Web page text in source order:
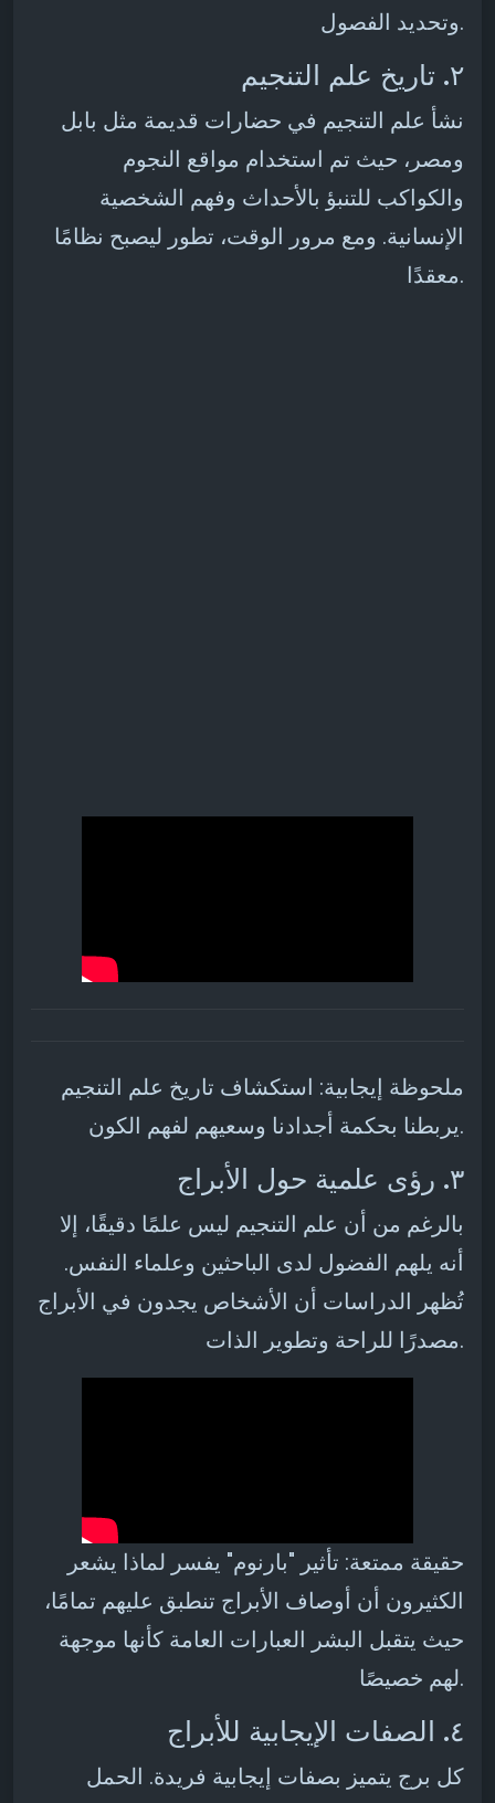
وتحديد الفصول.
٢. تاريخ علم التنجيم
نشأ علم التنجيم في حضارات قديمة مثل بابل
ومصر، حيث تم استخدام مواقع النجوم
والكواكب للتنبؤ بالأحداث وفهم الشخصية
الإنسانية. ومع مرور الوقت، تطور ليصبح نظامًا
معقدًا.
ملحوظة إيجابية: استكشاف تاريخ علم التنجيم
يربطنا بحكمة أجدادنا وسعيهم لفهم الكون.
٣. رؤى علمية حول الأبراج
بالرغم من أن علم التنجيم ليس علمًا دقيقًا، إلا
أنه يلهم الفضول لدى الباحثين وعلماء النفس.
تُظهر الدراسات أن الأشخاص يجدون في الأبراج
مصدرًا للراحة وتطوير الذات.
حقيقة ممتعة: تأثير "بارنوم" يفسر لماذا يشعر
الكثيرون أن أوصاف الأبراج تنطبق عليهم تمامًا،
حيث يتقبل البشر العبارات العامة كأنها موجهة
لهم خصيصًا.
٤. الصفات الإيجابية للأبراج
كل برج يتميز بصفات إيجابية فريدة. الحمل